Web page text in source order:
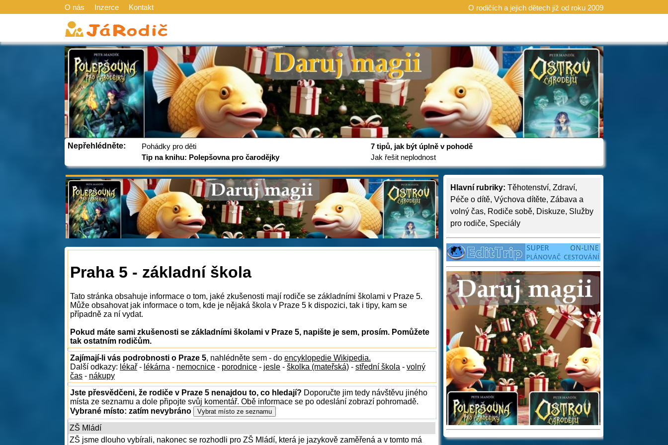
O nás Inzerce Kontakt O rodičích a jejich dětech již od roku 2009
Nepřehlédněte:
Pohádky pro děti
Tip na knihu: Polepšovna pro čarodějky
7 tipů, jak být úplně v pohodě
Jak řešit neplodnost
Hlavní rubriky: Těhotenství, Zdraví,
Péče o dítě, Výchova dítěte, Zábava a
volný čas, Rodiče sobě, Diskuze, Služby
pro rodiče, Speciály
Praha 5 - základní škola
Tato stránka obsahuje informace o tom, jaké zkušenosti mají rodiče se základními školami v Praze 5.
Může obsahovat jak informace o tom, kde je nějaká škola v Praze 5 k dispozici, tak i tipy, kam se
případně za ní vydat.
Pokud máte sami zkušenosti se základními školami v Praze 5, napište je sem, prosím. Pomůžete
tak ostatním rodičům.
Zajímají-li vás podrobnosti o Praze 5, nahlédněte sem - do encyklopedie Wikipedia.
Další odkazy: lékař - lékárna - nemocnice - porodnice - jesle - školka (mateřská) - střední škola - volný
čas - nákupy
Jste přesvědčeni, že rodiče v Praze 5 nenajdou to, co hledají? Doporučte jim tedy návštěvu jiného
místa ze seznamu a dole připojte svůj komentář. Obě informace se po odeslání zobrazí pohromadě.
Vybrané místo: zatím nevybráno
ZŠ Mládí
ZŠ jsme dlouho vybírali, nakonec se rozhodli pro ZŠ Mládí, která je jazykově zaměřená a v tomto má